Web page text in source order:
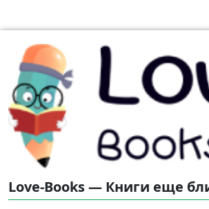
Love-Books — Книги еще